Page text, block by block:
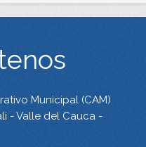
Municipal (CAM)
- Valle del Cauca -